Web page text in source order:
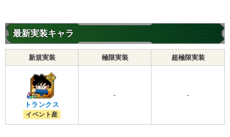
最新実装キャラ
新規実装 極限実装 超極限実装
トランクス
イベント産
- -